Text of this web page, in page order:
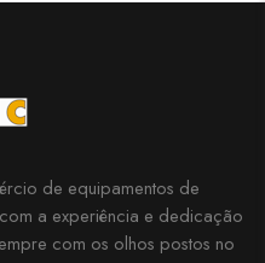
de equipamentos de
a experiência e dedicação
com os olhos postos no